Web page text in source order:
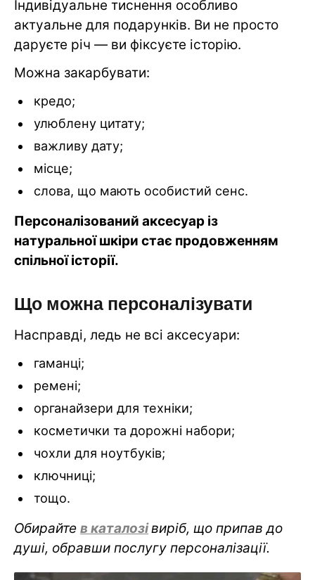
Індивідуальне тиснення особливо
актуальне для подарунків. Ви не просто
даруєте річ — ви фіксуєте історію.
Можна закарбувати:
кредо;
улюблену цитату;
важливу дату;
місце;
слова, що мають особистий сенс.
Персоналізований аксесуар із
натуральної шкіри стає продовженням
спільної історії.
Що можна персоналізувати
Насправді, ледь не всі аксесуари:
гаманці;
ремені;
органайзери для техніки;
косметички та дорожні набори;
чохли для ноутбуків;
ключниці;
тощо.
Обирайте в каталозівиріб, що припав до
душі, обравши послугу персоналізації.